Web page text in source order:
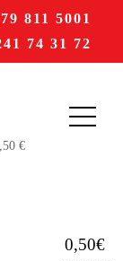
811 5001
74 31 72
0,50€